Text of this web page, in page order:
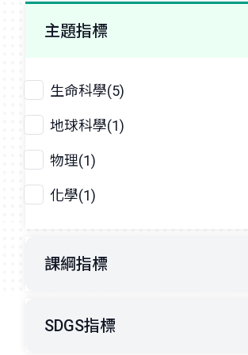
主題指標
生命科學(5)
地球科學(1)
物理(1)
化學(1)
課綱指標
SDGS指標